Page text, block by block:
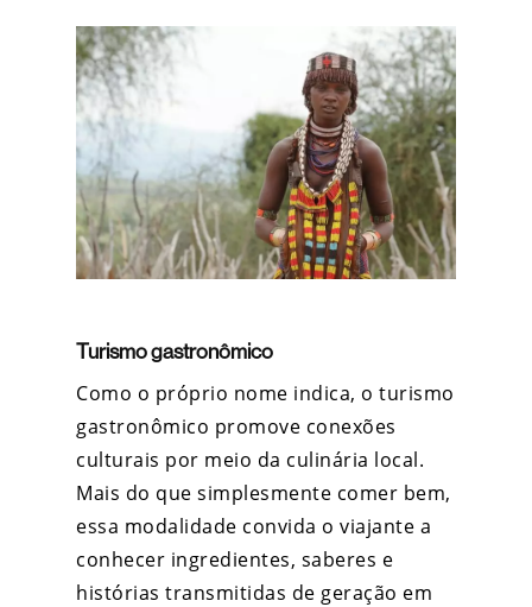
Turismo gastronômico
Como o próprio nome indica, o turismo
gastronômico promove conexões
culturais por meio da culinária local.
Mais do que simplesmente comer bem,
essa modalidade convida o viajante a
conhecer ingredientes, saberes e
histórias transmitidas de geração em